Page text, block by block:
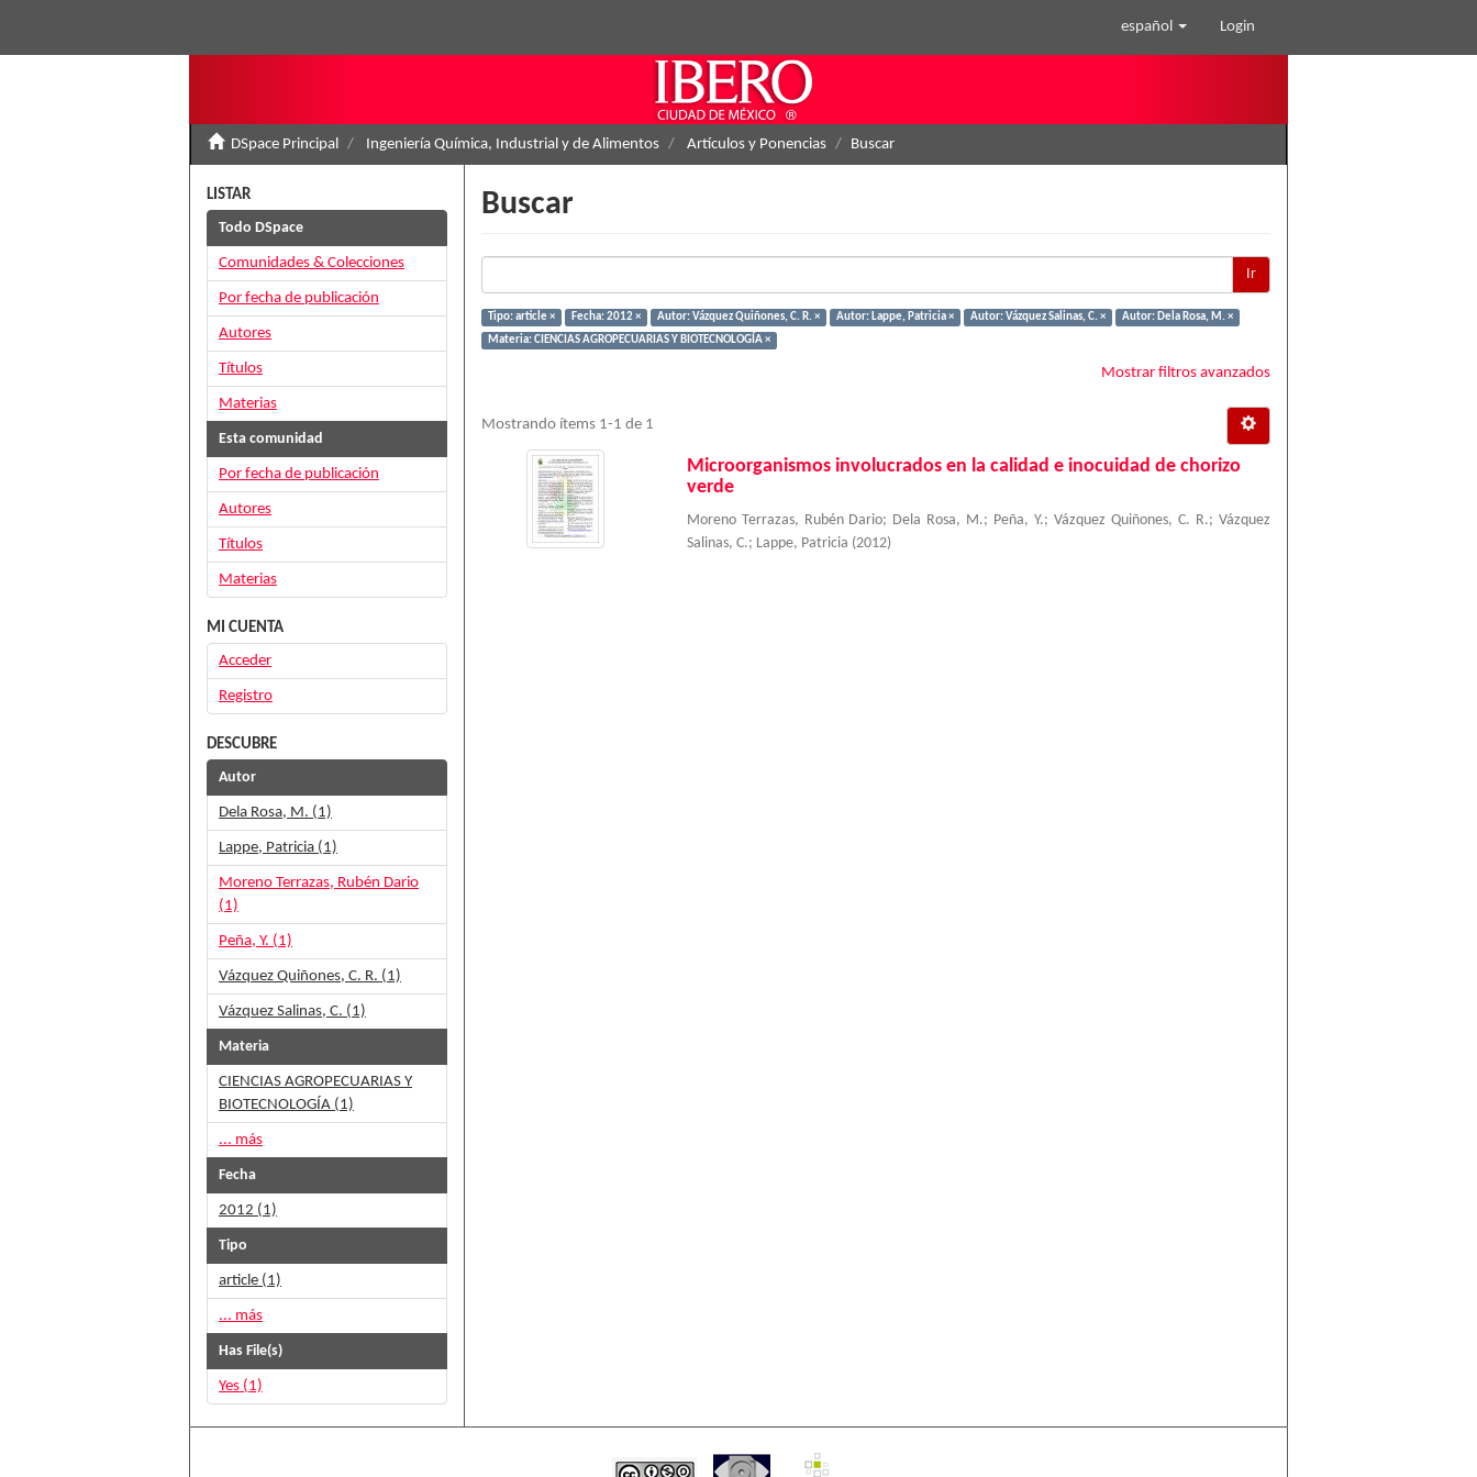
español Login
DSpace Principal Ingeniería Química, Industrial y de Alimentos Artículos y Ponencias Buscar
Buscar
Ir
Tipo: article × Fecha: 2012 × Autor: Vázquez Quiñones, C. R. × Autor: Lappe, Patricia × Autor: Vázquez Salinas, C. ×
Autor: Dela Rosa, M. ×
Materia: CIENCIAS AGROPECUARIAS Y BIOTECNOLOGÍA ×
Mostrar filtros avanzados
Mostrando ítems 1-1 de 1
Microorganismos involucrados en la calidad e inocuidad de chorizo
verde
Moreno Terrazas, Rubén Dario; Dela Rosa, M.; Peña, Y.;Vázquez Quiñones, C. R.;Vázquez
Salinas, C.; Lappe, Patricia (2012)
LISTAR
Todo DSpace
Comunidades & Colecciones
Por fecha de publicación
Autores
Títulos
Materias
Esta comunidad
Por fecha de publicación
Autores
Títulos
Materias
MI CUENTA
Acceder
Registro
DESCUBRE
Autor
Dela Rosa, M. (1)
Lappe, Patricia (1)
Moreno Terrazas, Rubén Dario
(1)
Peña, Y. (1)
Vázquez Quiñones, C. R. (1)
Vázquez Salinas, C. (1)
Materia
CIENCIAS AGROPECUARIAS Y
BIOTECNOLOGÍA (1)
... más
Fecha
2012 (1)
Tipo
article (1)
... más
Has File(s)
Yes (1)